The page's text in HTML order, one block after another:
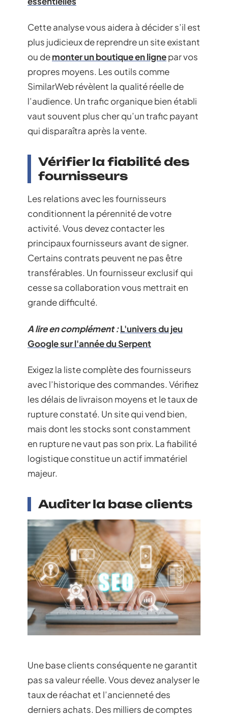
Cette analyse vous aidera à décider s’il est
plus judicieux de reprendre un site existant
ou demonter un boutique en lignepar vos
propres moyens. Les outils comme
SimilarWeb révèlent la qualité réelle de
l’audience. Un trafic organique bien établi
vaut souvent plus cher qu’un trafic payant
qui disparaîtra après la vente.
Vérifier la fiabilité des
fournisseurs
Les relations avec les fournisseurs
conditionnent la pérennité de votre
activité. Vous devez contacter les
principaux fournisseurs avant de signer.
Certains contrats peuvent ne pas être
transférables. Un fournisseur exclusif qui
cesse sa collaboration vous mettrait en
grande difficulté.
A lire en complément :L'univers du jeu
Google sur l'année du Serpent
Exigez la liste complète des fournisseurs
avec l’historique des commandes. Vérifiez
les délais de livraison moyens et le taux de
rupture constaté. Un site qui vend bien,
mais dont les stocks sont constamment
en rupture ne vaut pas son prix. La fiabilité
logistique constitue un actif immatériel
majeur.
Auditer la base clients
Une base clients conséquente ne garantit
pas sa valeur réelle. Vous devez analyser le
taux de réachat et l’ancienneté des
derniers achats. Des milliers de comptes